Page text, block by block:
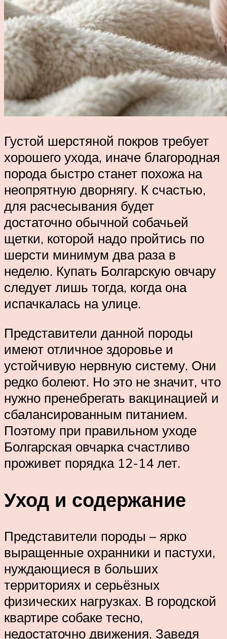
Густой шерстяной покров требует
хорошего ухода, иначе благородная
порода быстро станет похожа на
неопрятную дворнягу. К счастью,
для расчесывания будет
достаточно обычной собачьей
щетки, которой надо пройтись по
шерсти минимум два раза в
неделю. Купать Болгарскую овчару
следует лишь тогда, когда она
испачкалась на улице.
Представители данной породы
имеют отличное здоровье и
устойчивую нервную систему. Они
редко болеют. Но это не значит, что
нужно пренебрегать вакцинацией и
сбалансированным питанием.
Поэтому при правильном уходе
Болгарская овчарка счастливо
проживет порядка 12-14 лет.
Уход и содержание
Представители породы – ярко
выращенные охранники и пастухи,
нуждающиеся в больших
территориях и серьёзных
физических нагрузках. В городской
квартире собаке тесно,
недостаточно движения. Заведя